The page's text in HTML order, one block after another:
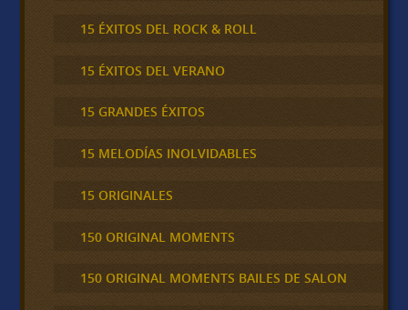
15 ÉXITOS DEL ROCK & ROLL
15 ÉXITOS DEL VERANO
15 GRANDES ÉXITOS
15 MELODÍAS INOLVIDABLES
15 ORIGINALES
150 ORIGINAL MOMENTS
150 ORIGINAL MOMENTS BAILES DE SALON